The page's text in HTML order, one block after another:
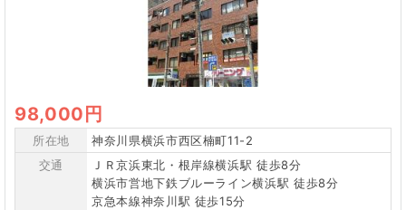
98,000円
所在地
神奈川県横浜市西区楠町11-2
交通
ＪＲ京浜東北・根岸線横浜駅 徒歩8分
横浜市営地下鉄ブルーライン横浜駅 徒歩8分
京急本線神奈川駅 徒歩15分